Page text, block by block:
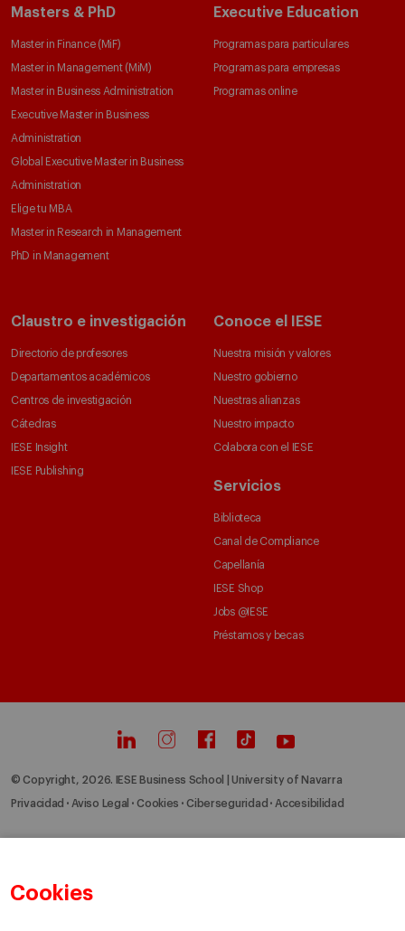
Cookies
Masters & PhD
Master in Finance (MiF)
Master in Management (MiM)
Master in Business Administration
Executive Master in Business
Administration
Global Executive Master in Business
Administration
Elige tu MBA
Master in Research in Management
PhD in Management
Executive Education
Programas para particulares
Programas para empresas
Programas online
Claustro e investigación
Directorio de profesores
Departamentos académicos
Centros de investigación
Cátedras
IESE Insight
IESE Publishing
Conoce el IESE
Nuestra misión y valores
Nuestro gobierno
Nuestras alianzas
Nuestro impacto
Colabora con el IESE
Servicios
Biblioteca
Canal de Compliance
Capellanía
IESE Shop
Jobs @IESE
Préstamos y becas
© Copyright, 2026. IESE Business School | University of Navarra
Privacidad Aviso Legal Cookies Ciberseguridad Accesibilidad